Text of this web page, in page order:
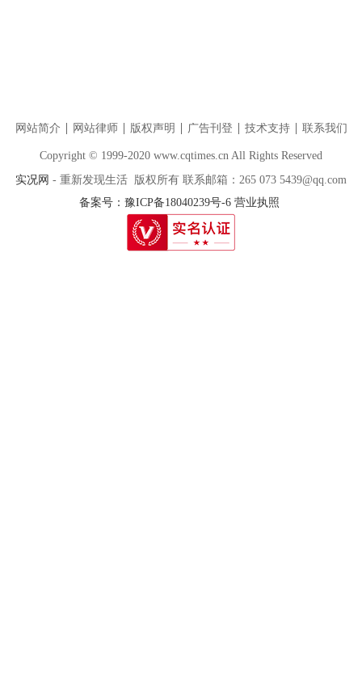
网站简介 网站律师 版权声明 广告刊登 技术支持 联系我们
Copyright © 1999-2020 www.cqtimes.cn All Rights Reserved
实况网 - 重新发现生活 版权所有 联系邮箱：265 073 5439@qq.com
备案号：豫ICP备18040239号-6 营业执照